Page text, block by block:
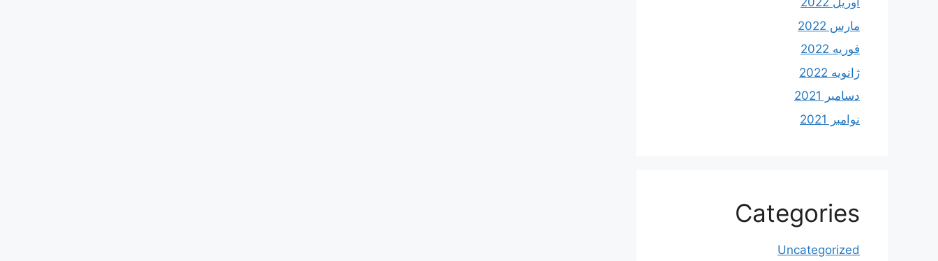
مارس 2022
فوریه 2022
ژانویه 2022
دسامبر 2021
نوامبر 2021
Categories
Uncategorized